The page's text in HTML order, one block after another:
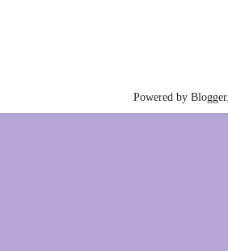
Powered by Blogger.